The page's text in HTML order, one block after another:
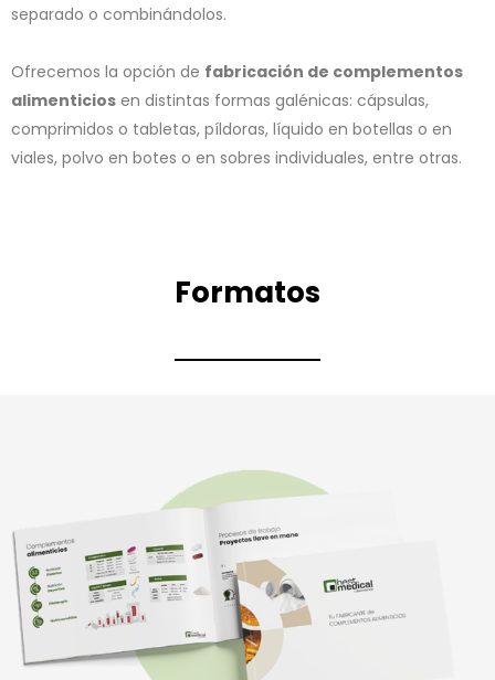
separado o combinándolos.
Ofrecemos la opción de fabricación de complementos
alimenticios en distintas formas galénicas: cápsulas,
comprimidos o tabletas, píldoras, líquido en botellas o en
viales, polvo en botes o en sobres individuales, entre otras.
Formatos